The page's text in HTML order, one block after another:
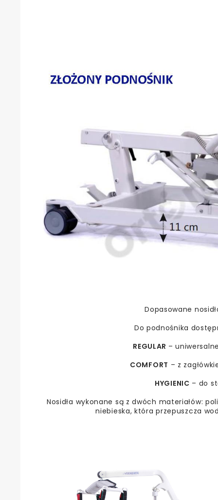
Dopasowane
Do podnośnika
REGULAR –
COMFORT – z
HYGIENIC – do
Nosidła wykonane są z dwóch materiałów:
niebieska, która przepuszcza